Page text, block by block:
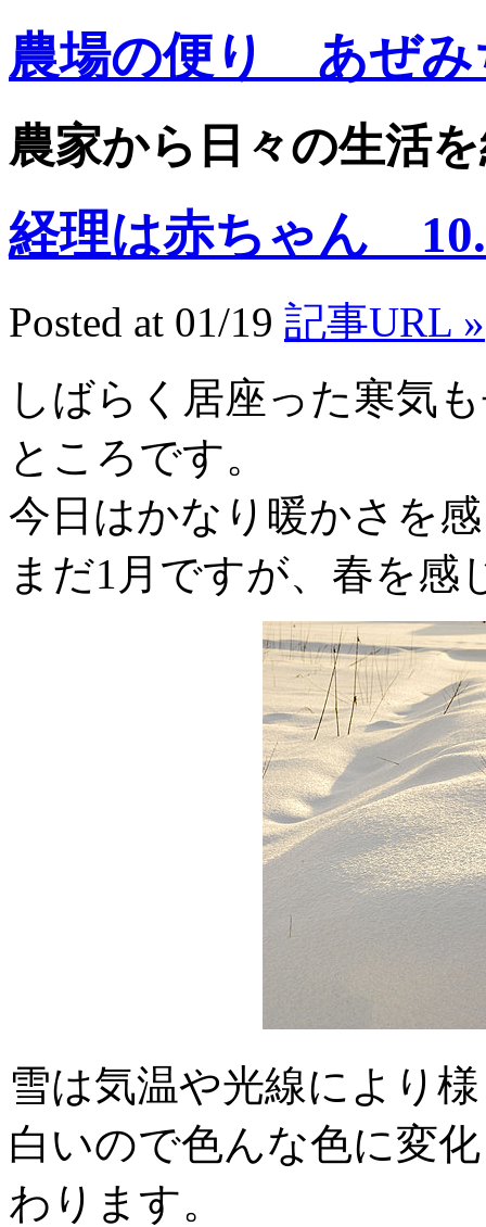
農場の便り あぜみ
農家から日々の生活
経理は赤ちゃん
Posted at 01/19 記事URL »
しばらく居座った寒気
ところです。
今日はかなり暖かさを
まだ1月ですが、春を感
雪は気温や光線により
白いので色んな色に変
わります。